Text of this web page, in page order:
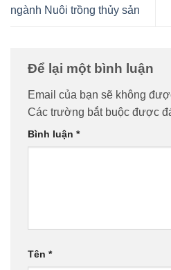
ngành Nuôi trồng thủy sản
Để lại một bình luận
Email của bạn sẽ không
Các trường bắt buộc được
Bình luận *
Tên *